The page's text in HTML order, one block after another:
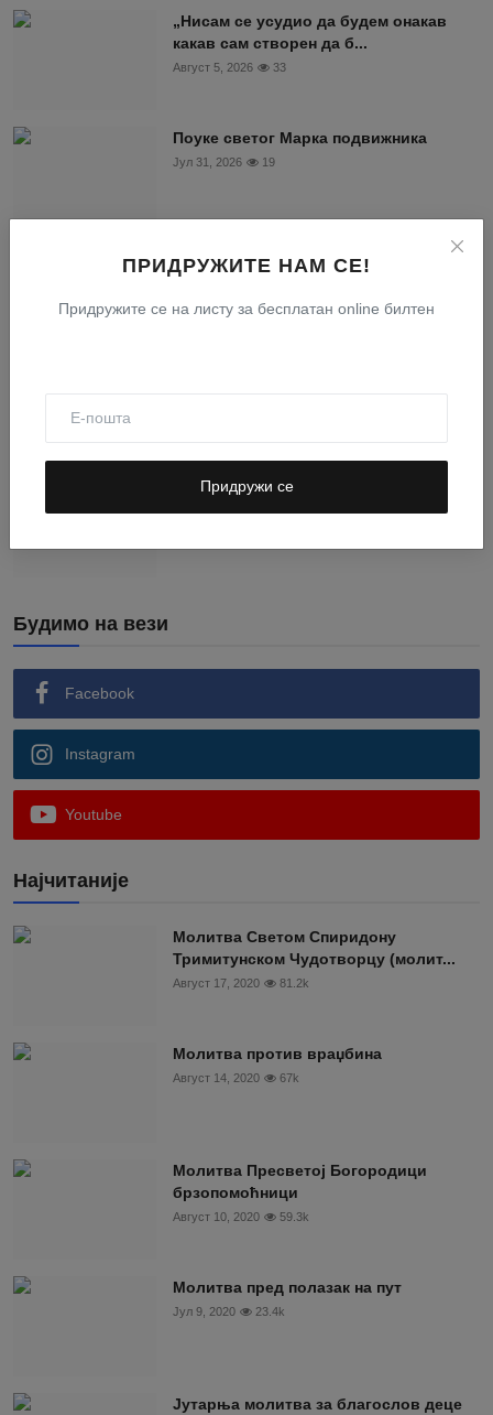
ПРИДРУЖИТЕ НАМ СЕ!
Придружите се на листу за бесплатан online билтен
Придружи се
„Нисам се усудио да будем онакав
какав сам створен да б...
Август 5, 2026 33
Поуке светог Марка подвижника
Јул 31, 2026 19
Старац ЈЕФРЕМ Филотејски - Роптање
разара душу
57
држите, утврђујте се“ ...
Свети Тихон Задонски - О духовној
мудрости
Будимо на вези
Facebook
Instagram
Youtube
Најчитаније
Moлитва Светом Спиридону
Тримитунском Чудотворцу (молит...
Август 17, 2020 81.2k
Молитва против враџбина
Август 14, 2020 67k
Молитва Пресветој Богородици
брзопомоћници
Август 10, 2020 59.3k
Молитва пред полазак на пут
Јул 9, 2020 23.4k
Јутарња молитва за благослов деце